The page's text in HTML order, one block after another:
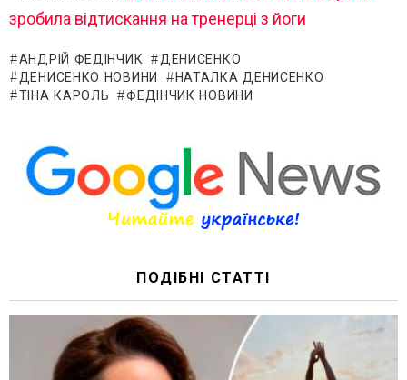
зробила відтискання на тренерці з йоги
АНДРІЙ ФЕДІНЧИК
ДЕНИСЕНКО
ДЕНИСЕНКО НОВИНИ
НАТАЛКА ДЕНИСЕНКО
ТІНА КАРОЛЬ
ФЕДІНЧИК НОВИНИ
ПОДІБНІ СТАТТІ